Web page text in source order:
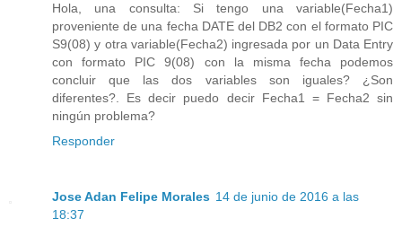
Hola, una consulta: Si tengo una variable(Fecha1)
proveniente de una fecha DATE del DB2 con el formato PIC
S9(08) y otra variable(Fecha2) ingresada por un Data Entry
con formato PIC 9(08) con la misma fecha podemos
concluir que las dos variables son iguales? ¿Son
diferentes?. Es decir puedo decir Fecha1 = Fecha2 sin
ningún problema?
Responder
Jose Adan Felipe Morales 14 de junio de 2016 a las
18:37